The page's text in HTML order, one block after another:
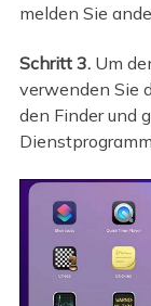
melden Sie
Schritt 3.Um
verwenden Sie
den Finder und